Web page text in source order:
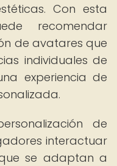
Con esta
recomendar
de avatares que
individuales de
experiencia de
de
interactuar
se adaptan a